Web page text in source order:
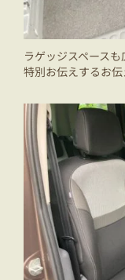
ラゲッジスペースも
特別お伝えするお